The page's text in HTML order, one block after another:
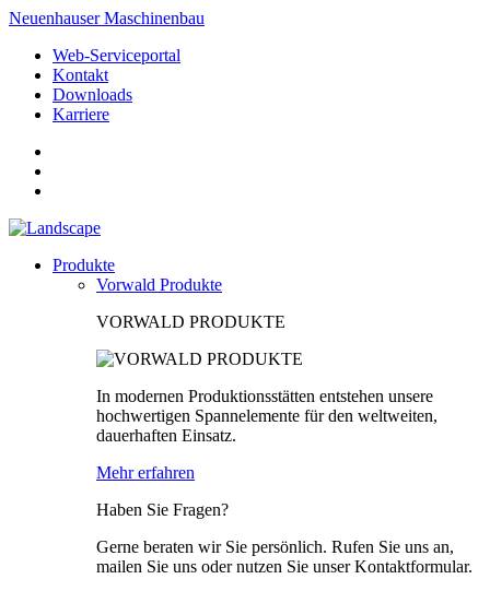
Neuenhauser Maschinenbau
Web-Serviceportal
Kontakt
Downloads
Karriere
Produkte
Vorwald Produkte
VORWALD PRODUKTE
In modernen Produktionsstätten entstehen unsere
hochwertigen Spannelemente für den weltweiten,
dauerhaften Einsatz.
Mehr erfahren
Haben Sie Fragen?
Gerne beraten wir Sie persönlich. Rufen Sie uns an,
mailen Sie uns oder nutzen Sie unser Kontaktformular.